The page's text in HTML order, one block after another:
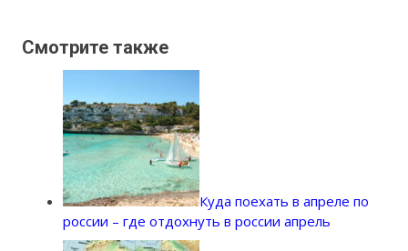
Смотрите также
Куда поехать в апреле по
россии – где отдохнуть в россии апрель